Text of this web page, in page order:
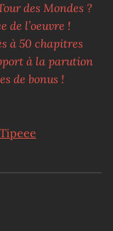
des Mondes ?
de l’oeuvre !
à 50 chapitres
à la parution
de bonus !
Tipeee